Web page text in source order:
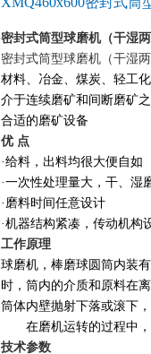
密封式筒型球磨机（干湿
密封式筒型球磨机（干湿
材料、冶金、煤炭、轻工
介于连续磨矿和间断磨矿
合适的磨矿设备
优 点
·给料，出料均很大便自如
·一次性处理量大，干、湿
· 磨料时间任意设计
·机器结构紧凑，传动机构
工作原理
球磨机，棒磨球圆筒内装
时，筒内的介质和原料在
筒体内壁抛射下落或滚下
在磨机运转的过程中
技术参数